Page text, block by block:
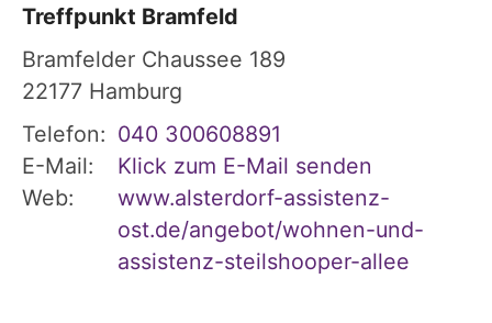
Treffpunkt Bramfeld
Bramfelder Chaussee 189
22177 Hamburg
Telefon: 040 300608891
E-Mail:
Klick zum E-Mail senden
Web:
www.alsterdorf-assistenz-
ost.de/angebot/wohnen-und-
assistenz-steilshooper-allee